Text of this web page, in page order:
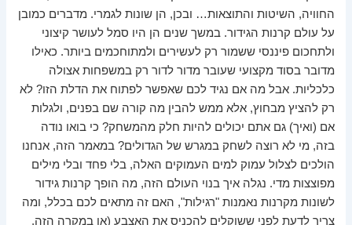
החוויה, השיטות והתוצאות… ובכן, הן שונות לגמרי. מדברים כמובן
על עולם קרנות הגידור. במשך שנים הן היו סמל לעושר קיצוני
ולתחכום פיננסי ששמור רק לעשירים ולמתוחכמים ביותר. כאילו
מדובר בסוד מקצועי שעובר מדור לדור רק במשפחות אצולה
כלכליות. אבל מה אם נגיד לכם שאפשר לפתוח את הדלת הזו? לא
רק להציץ מבחוץ, אלא ממש להבין מה קורה שם בפנים, ולגלות
אם (ואיך) גם אתם יכולים להיות חלק מהמשחק? כי בואו נודה
בזה, מי לא רוצה לשחק במגרש של הגדולים? במאמר הזה, אנחנו
הולכים לצלול עמוק למים העמוקים האלה, בלי פחד ובלי מילים
מפוצצות מדי. נגלה איך בנוי העולם הזה, מה הופך קרנות גידור
לשונות מקרנות נאמנות "רגילות", האם זה מתאים לכם בכלל, ומה
צריך לדעת לפני ששוקלים להכניס את האצבע (או במקרה הזה,